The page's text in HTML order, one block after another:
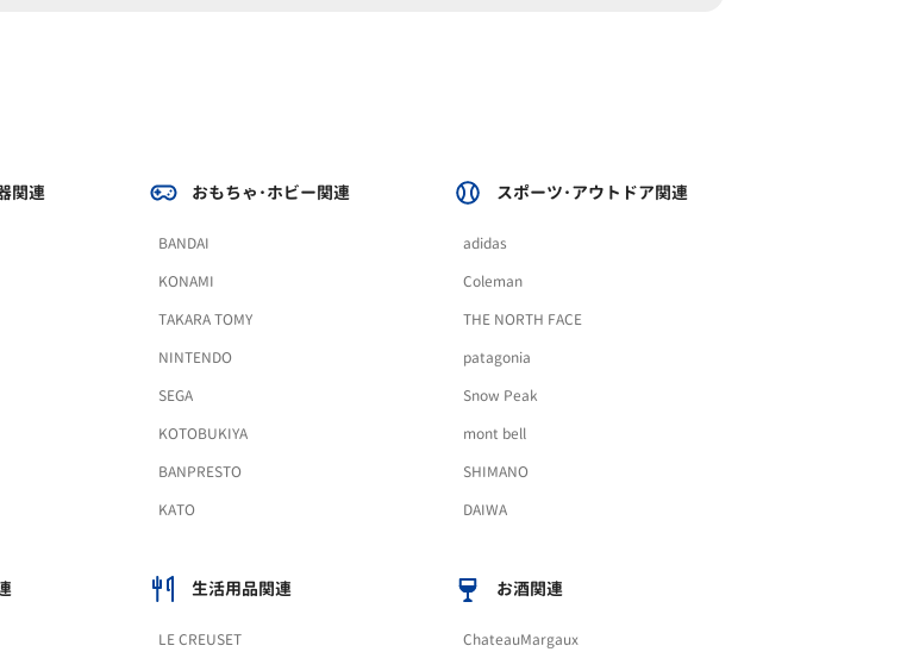
関連 おもちゃ･ホビー関連
BANDAI
KONAMI
TAKARA TOMY
NINTENDO
SEGA
KOTOBUKIYA
BANPRESTO
KATO
スポーツ･アウトドア関連
adidas
Coleman
THE NORTH FACE
patagonia
Snow Peak
mont bell
SHIMANO
DAIWA
生活用品関連
LE CREUSET
お酒関連
ChateauMargaux